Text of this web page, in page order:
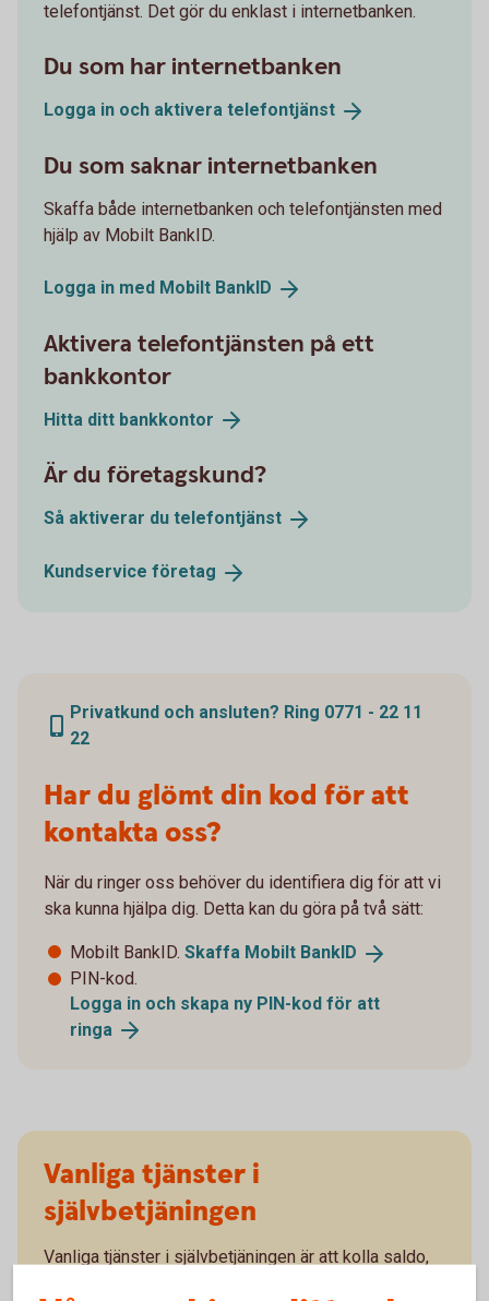
telefontjänst. Det gör du enklast i internetbanken.
Du som har internetbanken
Logga in och aktivera telefontjänst
Du som saknar internetbanken
Skaffa både internetbanken och telefontjänsten med
hjälp av Mobilt BankID.
Logga in med Mobilt BankID
Aktivera telefontjänsten på ett
bankkontor
Hitta ditt bankkontor
Är du företagskund?
Så aktiverar du telefontjänst
Kundservice företag
Privatkund och ansluten? Ring 0771 - 22 11
22
Har du glömt din kod för att
kontakta oss?
När du ringer oss behöver du identifiera dig för att vi
ska kunna hjälpa dig. Detta kan du göra på två sätt:
Mobilt BankID. Skaffa Mobilt BankID
PIN-kod.
Logga in och skapa ny PIN-kod för att
ringa
Vanliga tjänster i
självbetjäningen
Vanliga tjänster i självbetjäningen är att kolla saldo,